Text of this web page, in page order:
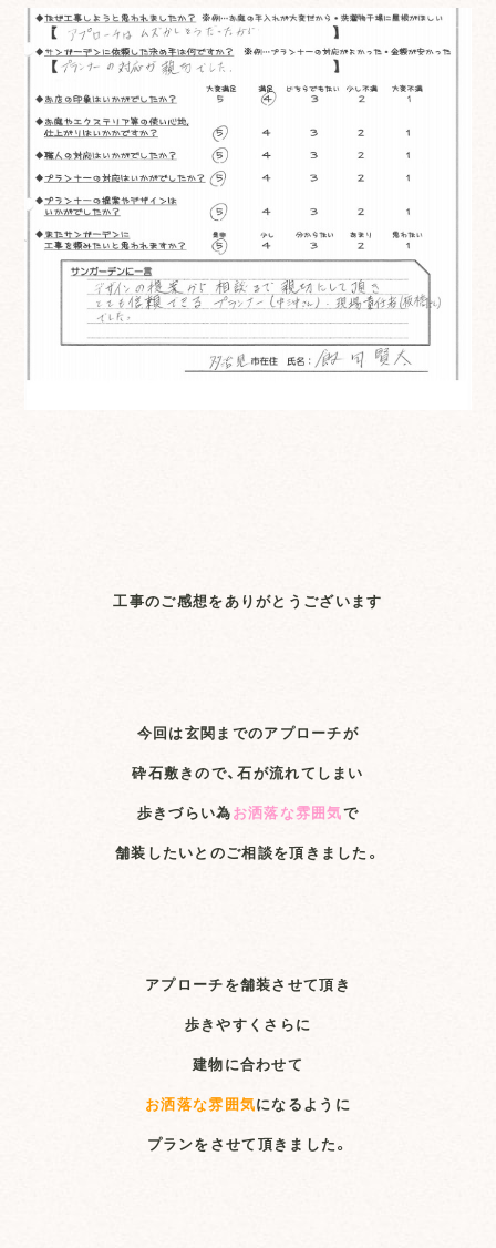
工事のご感想をありがとうございます
今回は玄関までのアプローチが
砕石敷きので、石が流れてしまい
歩きづらい為お洒落な雰囲気で
舗装したいとのご相談を頂きました。
アプローチを舗装させて頂き
歩きやすくさらに
建物に合わせて
お洒落な雰囲気になるように
プランをさせて頂きました。